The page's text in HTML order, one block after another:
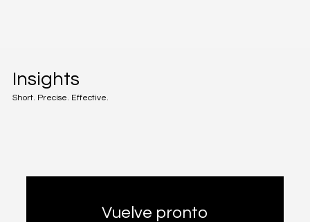
Insights
Short. Precise. Effective.
Vuelve pronto